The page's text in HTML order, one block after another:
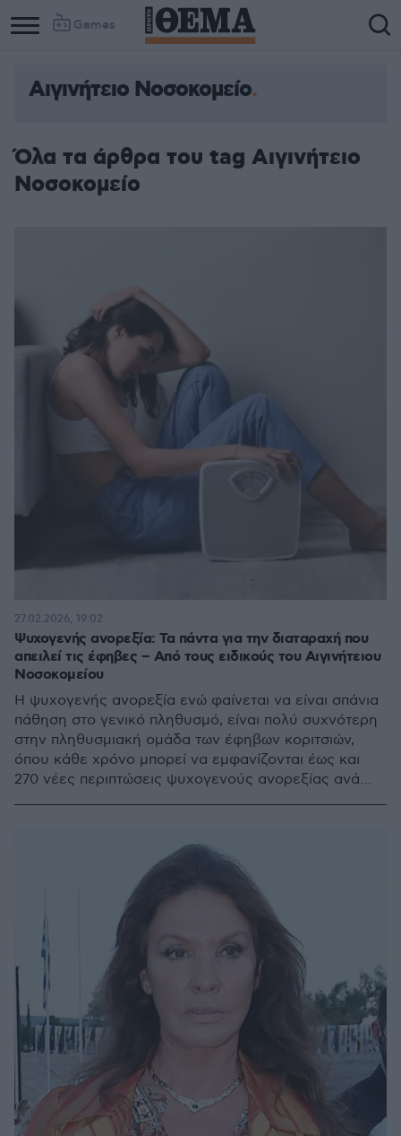
Games
Αιγινήτειο Νοσοκομείο
Όλα τα άρθρα του tag Αιγινήτειο
Νοσοκομείο
Ψυχογενής ανορεξία: Τα πάντα για την διαταραχή που
απειλεί τις έφηβες – Από τους ειδικούς του Αιγινήτειου
Νοσοκομείου
Η ψυχογενής ανορεξία ενώ φαίνεται να είναι σπάνια
πάθηση στο γενικό πληθυσμό, είναι πολύ συχνότερη
στην πληθυσμιακή ομάδα των έφηβων κοριτσιών,
όπου κάθε χρόνο μπορεί να εμφανίζονται έως και
270 νέες περιπτώσεις ψυχογενούς ανορεξίας ανά
27.02.2026, 19:02